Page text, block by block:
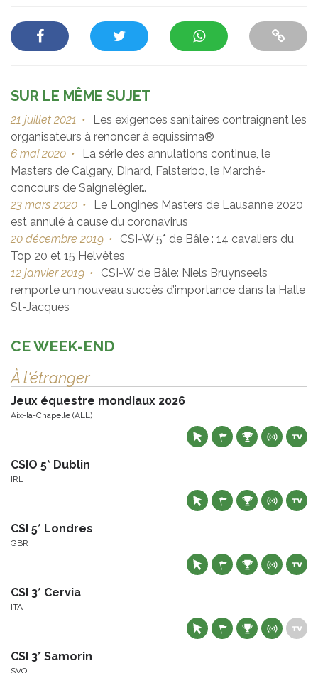
SUR LE MÊME SUJET
21 juillet 2021 •
Les exigences sanitaires contraignent les
organisateurs à renoncer à equissima®
6 mai 2020 •
La série des annulations continue, le
Masters de Calgary, Dinard, Falsterbo, le Marché-
concours de Saignelégier…
23 mars 2020 •
Le Longines Masters de Lausanne 2020
est annulé à cause du coronavirus
20 décembre 2019 •
CSI-W 5* de Bâle : 14 cavaliers du
Top 20 et 15 Helvètes
12 janvier 2019 •
CSI-W de Bâle: Niels Bruynseels
remporte un nouveau succès d’importance dans la Halle
St-Jacques
CE WEEK-END
À l'étranger
Jeux équestre mondiaux 2026
Aix-la-Chapelle (ALL)
CSIO 5* Dublin
IRL
CSI 5* Londres
GBR
CSI 3* Cervia
ITA
CSI 3* Samorin